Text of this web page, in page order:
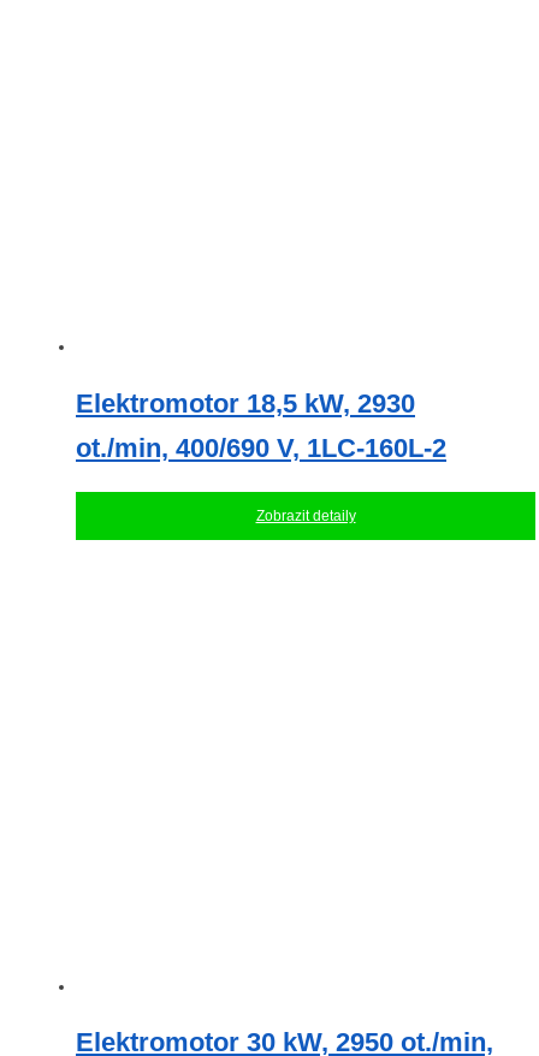
Elektromotor 18,5 kW, 2930
ot./min, 400/690 V, 1LC-160L-2
Zobrazit detaily
Elektromotor 30 kW, 2950 ot./min,